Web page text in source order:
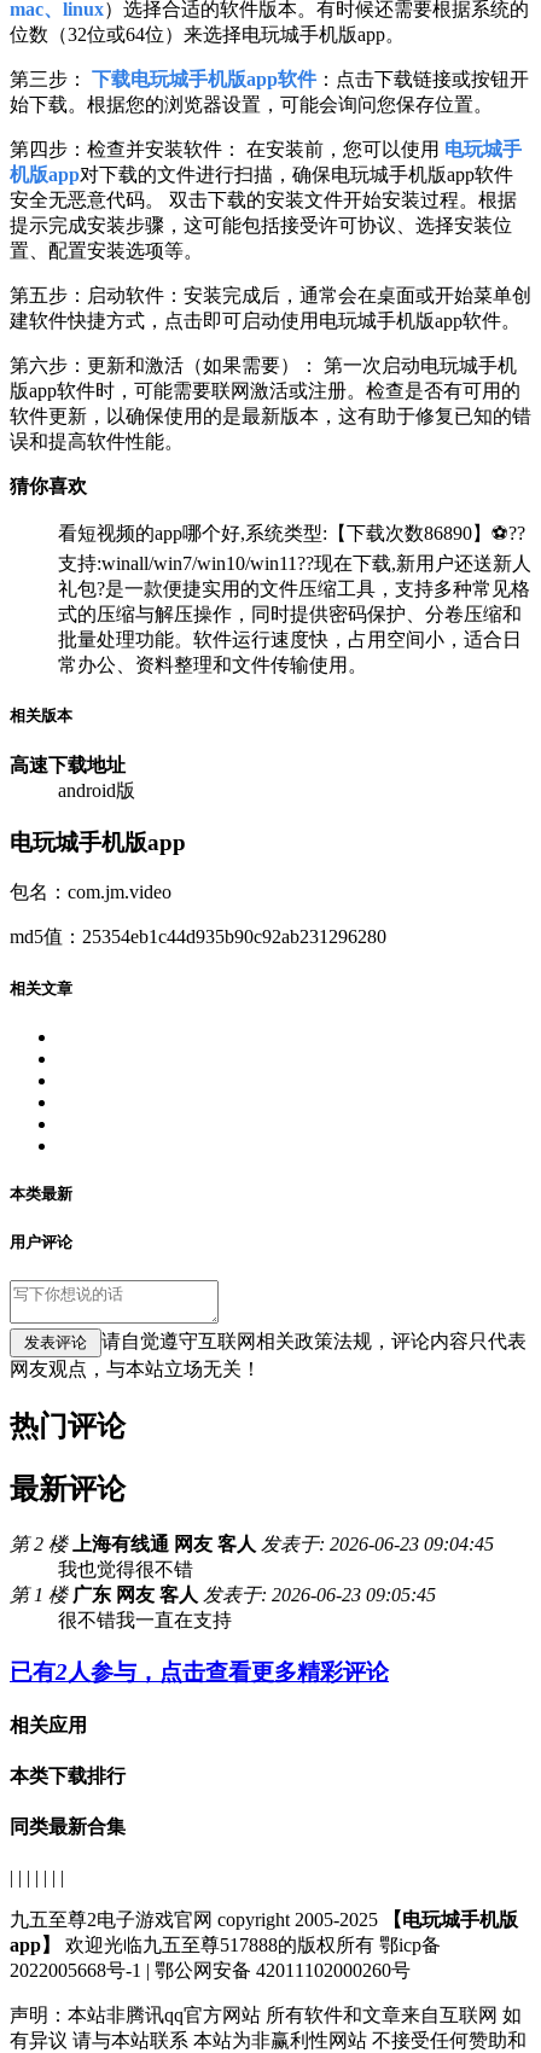
mac、linux）选择合适的软件版本。有时候还需要根据系统的
位数（32位或64位）来选择电玩城手机版app。
第三步： 下载电玩城手机版app软件：点击下载链接或按钮开
始下载。根据您的浏览器设置，可能会询问您保存位置。
第四步：检查并安装软件： 在安装前，您可以使用 电玩城手
机版app对下载的文件进行扫描，确保电玩城手机版app软件
安全无恶意代码。 双击下载的安装文件开始安装过程。根据
提示完成安装步骤，这可能包括接受许可协议、选择安装位
置、配置安装选项等。
第五步：启动软件：安装完成后，通常会在桌面或开始菜单创
建软件快捷方式，点击即可启动使用电玩城手机版app软件。
第六步：更新和激活（如果需要）： 第一次启动电玩城手机
版app软件时，可能需要联网激活或注册。检查是否有可用的
软件更新，以确保使用的是最新版本，这有助于修复已知的错
误和提高软件性能。
猜你喜欢
看短视频的app哪个好,系统类型:【下载次数86890】⚽??
支持:winall/win7/win10/win11??现在下载,新用户还送新人
礼包?是一款便捷实用的文件压缩工具，支持多种常见格
式的压缩与解压操作，同时提供密码保护、分卷压缩和
批量处理功能。软件运行速度快，占用空间小，适合日
常办公、资料整理和文件传输使用。
相关版本
高速下载地址
android版
电玩城手机版app
包名：com.jm.video
md5值：25354eb1c44d935b90c92ab231296280
相关文章
本类最新
用户评论
请自觉遵守互联网相关政策法规，评论内容只代表
网友观点，与本站立场无关！
热门评论
最新评论
第 2 楼 上海有线通 网友 客人 发表于: 2026-06-23 09:04:45
我也觉得很不错
第 1 楼 广东 网友 客人 发表于: 2026-06-23 09:05:45
很不错我一直在支持
已有2人参与，点击查看更多精彩评论
相关应用
本类下载排行
同类最新合集
| | | | | | |
九五至尊2电子游戏官网 copyright 2005-2025
【电玩城手机版
app】
欢迎光临九五至尊517888的版权所有 鄂icp备
2022005668号-1 | 鄂公网安备 42011102000260号
声明： 本站非腾讯qq官方网站 所有软件和文章来自互联网 如
有异议 请与本站联系 本站为非赢利性网站 不接受任何赞助和